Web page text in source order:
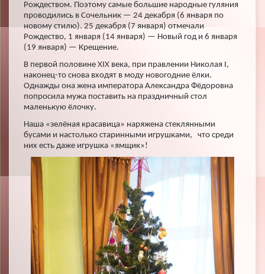
Рождеством. Поэтому самые большие народные гуляния
проводились в Сочельник — 24 декабря (6 января по
новому стилю). 25 декабря (7 января) отмечали
Рождество, 1 января (14 января) — Новый год и 6 января
(19 января) — Крещение.
В первой половине XIX века, при правлении Николая I,
наконец-то снова входят в моду новогодние ёлки.
Однажды она жена императора Александра Фёдоровна
попросила мужа поставить на праздничный стол
маленькую ёлочку.
Наша «зелёная красавица» наряжена стеклянными
бусами и настолько старинными игрушками, что среди
них есть даже игрушка «ямщик»!